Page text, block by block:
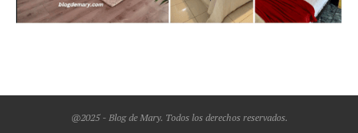
@2025 - Blog de Mary. Todos los derechos reservados.